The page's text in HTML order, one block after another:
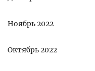
Ноябрь 2022
Октябрь 2022